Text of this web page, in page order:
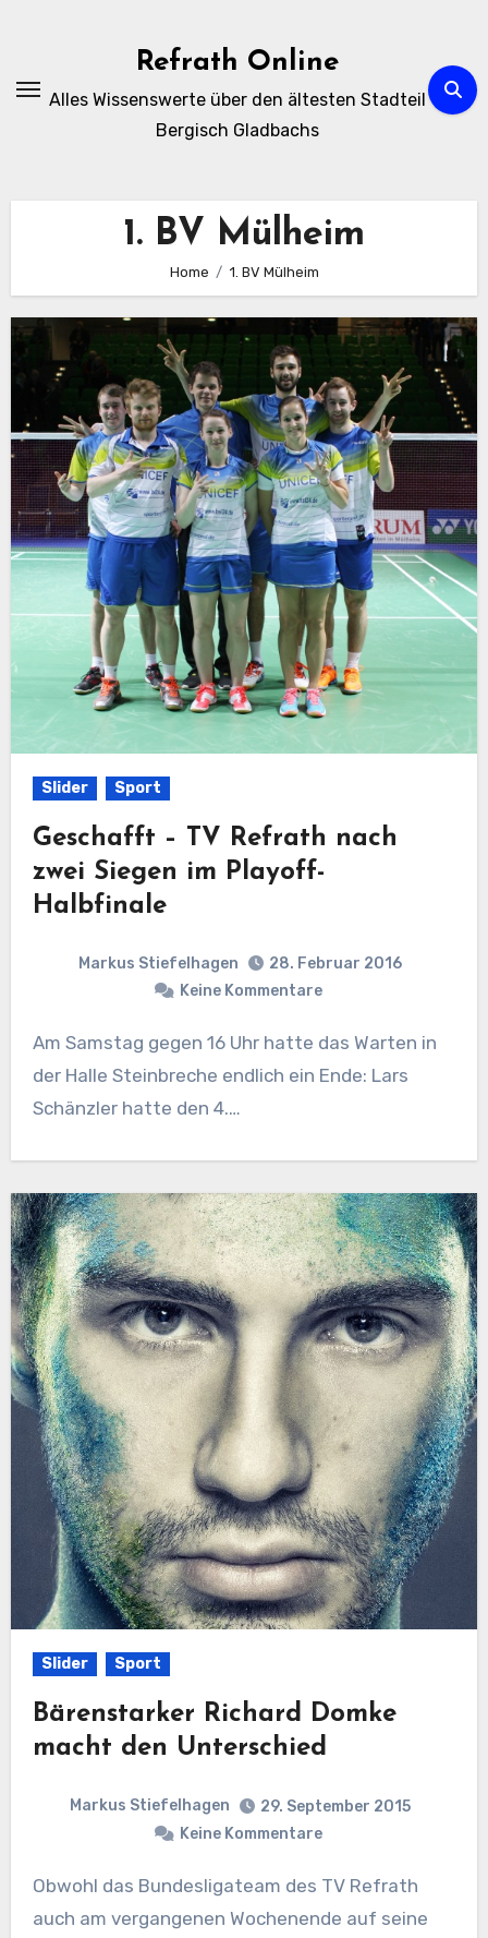
Refrath Online
Alles Wissenswerte über den ältesten Stadteil
Bergisch Gladbachs
1. BV Mülheim
Home 1. BV Mülheim
Slider Sport
Geschafft – TV Refrath nach
zwei Siegen im Playoff-
Halbfinale
Markus Stiefelhagen
28. Februar 2016
Keine Kommentare
Am Samstag gegen 16 Uhr hatte das Warten in
der Halle Steinbreche endlich ein Ende: Lars
Schänzler hatte den 4.…
Slider Sport
Bärenstarker Richard Domke
macht den Unterschied
Markus Stiefelhagen
29. September 2015
Keine Kommentare
Obwohl das Bundesligateam des TV Refrath
auch am vergangenen Wochenende auf seine